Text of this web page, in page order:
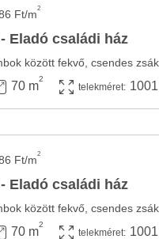
Ft/m2
Eladó családi ház
70 m
2
telekméret: 1001
Ft/m2
Eladó családi ház
70 m
2
telekméret: 1001